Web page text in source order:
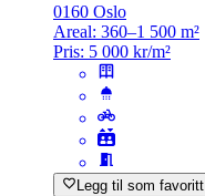
0160 Oslo
Areal: 360–1 500 m²
Pris: 5 000 kr/m²
Legg til som favoritt